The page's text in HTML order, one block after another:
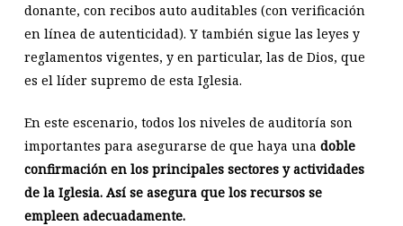
donante, con recibos auto auditables (con verificación
en línea de autenticidad). Y también sigue las leyes y
reglamentos vigentes, y en particular, las de Dios, que
es el líder supremo de esta Iglesia.
En este escenario, todos los niveles de auditoría son
importantes para asegurarse de que haya una doble
confirmación en los principales sectores y actividades
de la Iglesia. Así se asegura que los recursos se
empleen adecuadamente.